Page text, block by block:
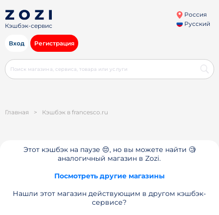
Кэшбэк-сервис
Россия
Русский
Вход Регистрация
Главная > Кэшбэк в francesco.ru
Этот кэшбэк на паузе 😔, но вы можете найти 🧐
аналогичный магазин в Zozi.
Посмотреть другие магазины
Нашли этот магазин действующим в другом кэшбэк-
сервисе?